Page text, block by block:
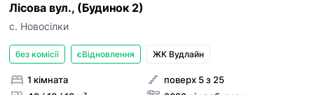
Лісова вул., (Будинок 2)
с. Новосілки
без комісії єВідновлення ЖК Вудлайн
1 кімната
поверх 5 з 25